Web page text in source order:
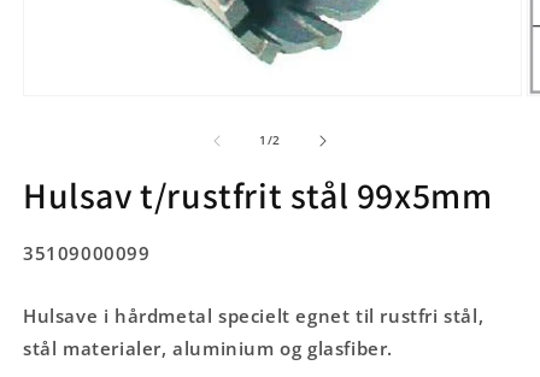
1 /af2
Hulsav t/rustfrit stål 99x5mm
SKU:
35109000099
Hulsave i hårdmetal specielt egnet til rustfri stål,
stål materialer, aluminium og glasfiber.